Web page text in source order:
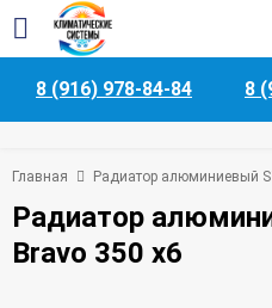
8 (916) 978-84-84 8
Главная Радиатор алюминиевый
Радиатор
Bravo 350 x6